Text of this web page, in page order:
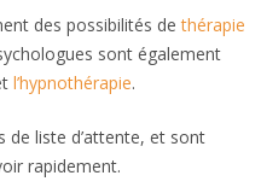
des possibilités dethérapie
sont également
l’hypnothérapie.
de liste d’attente, et sont
rapidement.